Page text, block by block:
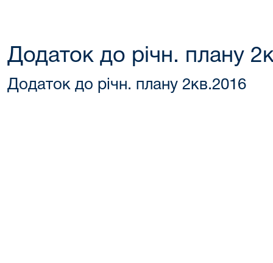
Додаток до річн. плану
Додаток до річн. плану 2кв.2016